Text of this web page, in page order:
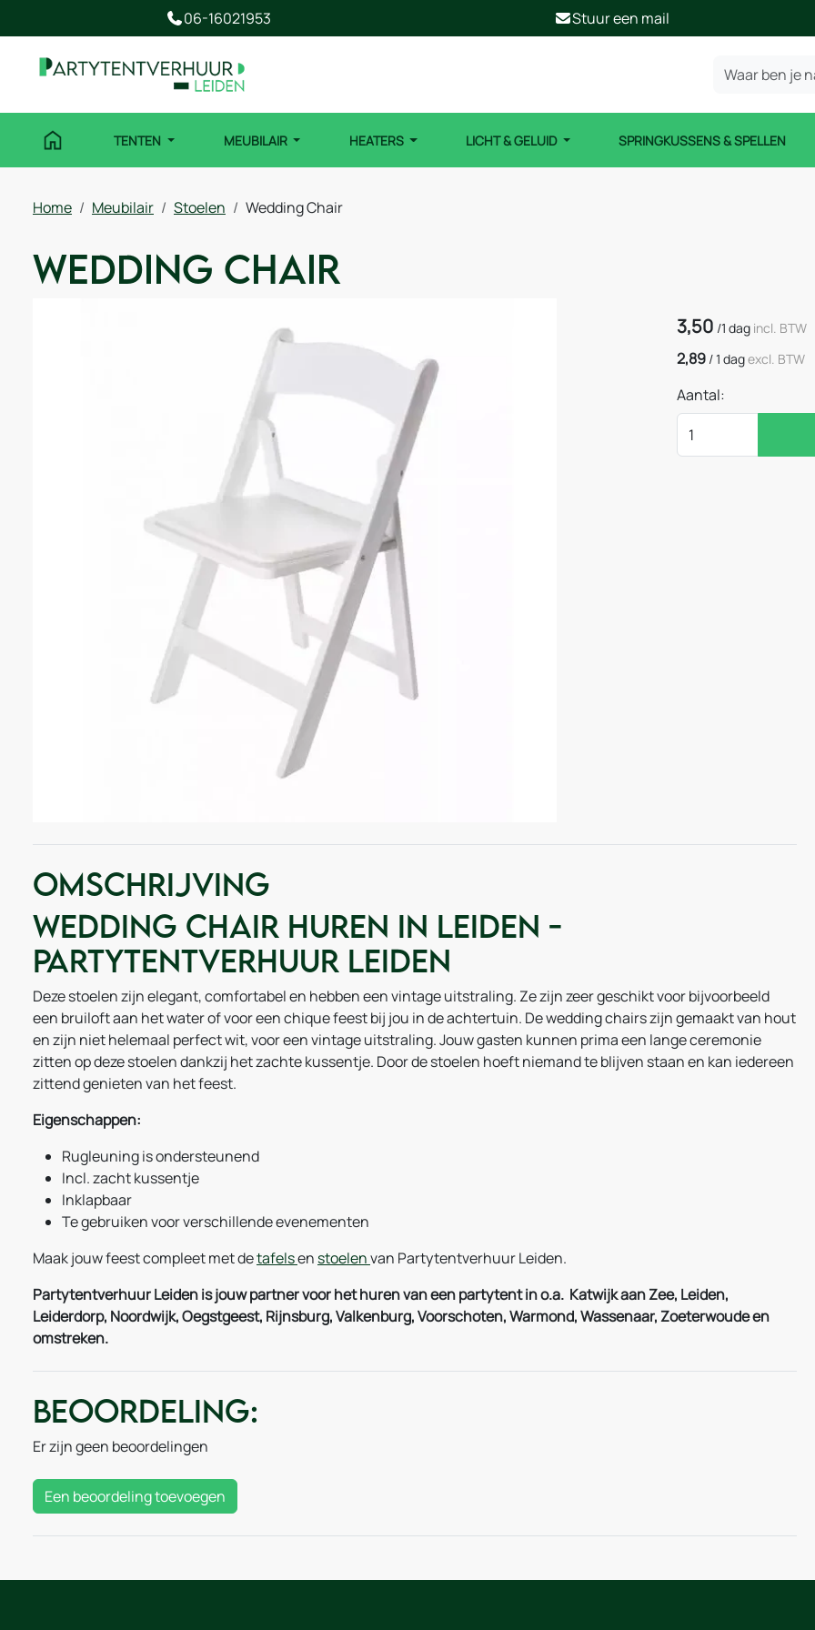
06-16021953 Stuur een mail
TENTEN MEUBILAIR HEATERS LICHT & GELUID SPRINGKUSSENS & SPELLEN
Home Meubilair Stoelen Wedding Chair
Wedding Chair
3,50 /1 dag incl. BTW
2,89 /1 dagexcl. BTW
Aantal:
Omschrijving
Wedding chair huren in Leiden -
Partytentverhuur Leiden
Deze stoelen zijn elegant, comfortabel en hebben een vintage uitstraling. Ze zijn zeer geschikt voor bijvoorbeeld
een bruiloft aan het water of voor een chique feest bij jou in de achtertuin. De wedding chairs zijn gemaakt van hout
en zijn niet helemaal perfect wit, voor een vintage uitstraling. Jouw gasten kunnen prima een lange ceremonie
zitten op deze stoelen dankzij het zachte kussentje. Door de stoelen hoeft niemand te blijven staan en kan iedereen
zittend genieten van het feest.
Eigenschappen:
Rugleuning is ondersteunend
Incl. zacht kussentje
Inklapbaar
Te gebruiken voor verschillende evenementen
Maak jouw feest compleet met detafelsen stoelenvan Partytentverhuur Leiden.
Partytentverhuur Leiden is jouw partner voor het huren van een partytent in o.a. Katwijk aan Zee, Leiden,
Leiderdorp, Noordwijk, Oegstgeest, Rijnsburg, Valkenburg, Voorschoten, Warmond, Wassenaar, Zoeterwoude en
omstreken.
Beoordeling:
Er zijn geen beoordelingen
Een beoordeling toevoegen